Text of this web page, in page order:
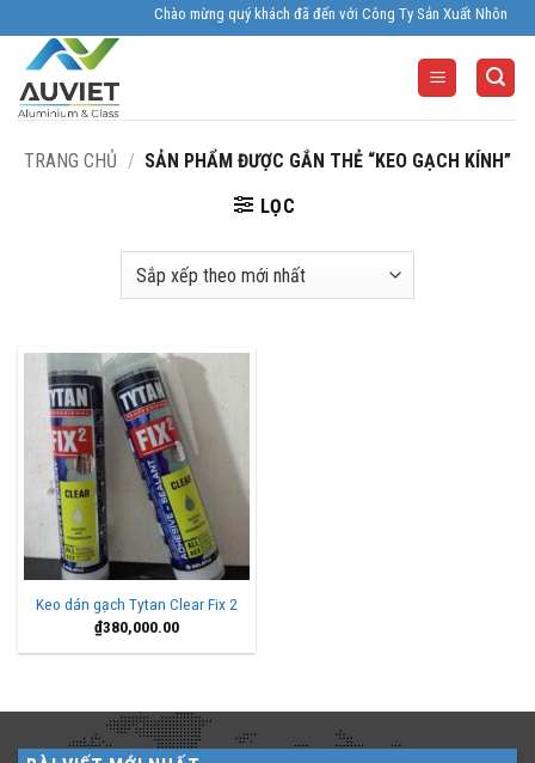
to
content
Chào mừng quý khách đã đến với Công Ty Sản Xuất Nhôm
TRANG CHỦ / SẢN PHẨM ĐƯỢC GẮN THẺ “KEO GẠCH KÍNH”
LỌC
Keo dán gạch Tytan Clear Fix 2
₫380,000.00